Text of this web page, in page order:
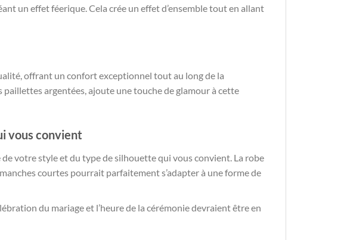
un effet féerique. Cela crée un effet d’ensemble tout en allant
offrant un confort exceptionnel tout au long de la
paillettes argentées, ajoute une touche de glamour à cette
vous convient
de votre style et du type de silhouette qui vous convient. La robe
courtes pourrait parfaitement s’adapter à une forme de
du mariage et l’heure de la cérémonie devraient être en